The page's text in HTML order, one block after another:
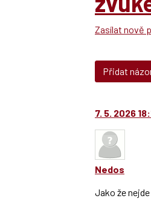
Zasílat nově
Přidat
7. 5. 2026
Nedos
Jako že